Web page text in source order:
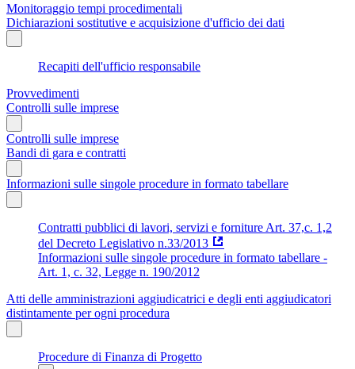
Monitoraggio tempi procedimentali
Dichiarazioni sostitutive e acquisizione d'ufficio dei dati
Recapiti dell'ufficio responsabile
Provvedimenti
Controlli sulle imprese
Controlli sulle imprese
Bandi di gara e contratti
Informazioni sulle singole procedure in formato tabellare
Contratti pubblici di lavori, servizi e forniture Art. 37,c. 1,2
del Decreto Legislativo n.33/2013
Informazioni sulle singole procedure in formato tabellare -
Art. 1, c. 32, Legge n. 190/2012
Atti delle amministrazioni aggiudicatrici e degli enti aggiudicatori
distintamente per ogni procedura
Procedure di Finanza di Progetto